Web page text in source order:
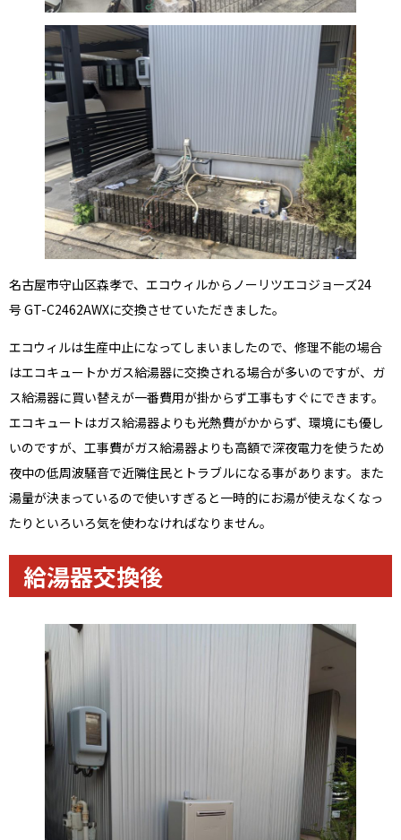
名古屋市守山区森孝で、エコウィルからノーリツエコジョーズ24
号 GT-C2462AWXに交換させていただきました。
エコウィルは生産中止になってしまいましたので、修理不能の場合
はエコキュートかガス給湯器に交換される場合が多いのですが、ガ
ス給湯器に買い替えが一番費用が掛からず工事もすぐにできます。
エコキュートはガス給湯器よりも光熱費がかからず、環境にも優し
いのですが、工事費がガス給湯器よりも高額で深夜電力を使うため
夜中の低周波騒音で近隣住民とトラブルになる事があります。また
湯量が決まっているので使いすぎると一時的にお湯が使えなくなっ
たりといろいろ気を使わなければなりません。
給湯器交換後